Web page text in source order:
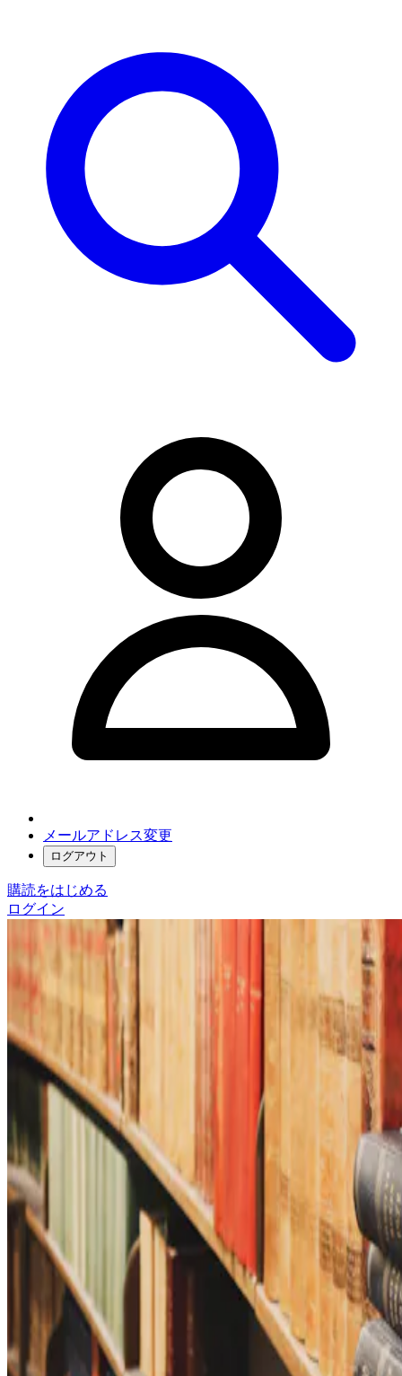
メールアドレス変更
ログアウト
購読をはじめる
ログイン